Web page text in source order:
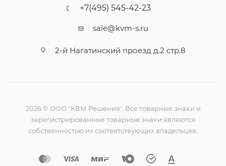
+7(495) 545-42-23
sale@kvm-s.ru
2-й Нагатинский проезд д.2 стр.8
2026 © ООО "КВМ Решения". Все товарные знаки и
зарегистрированные товарные знаки являются
собственностью их соответствующих владельцев.